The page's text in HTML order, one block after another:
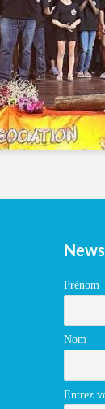
Prénom
Nom
Entrez